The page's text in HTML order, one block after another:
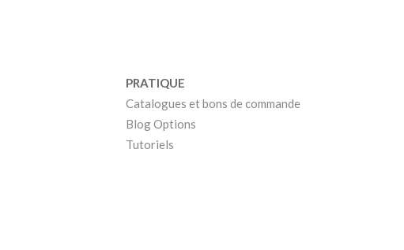
PRATIQUE
Catalogues et bons de commande
Blog Options
Tutoriels